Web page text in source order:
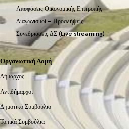
Αποφάσεις Οικονομικής Επιτροπής
Διαγωνισμοί – Προσλήψεις
Συνεδριάσεις ΔΣ (Live streaming)
Οργανωτική Δομή
Δήμαρχος
Αντιδήμαρχοι
Δημοτικό Συμβούλιο
Τοπικά Συμβούλια